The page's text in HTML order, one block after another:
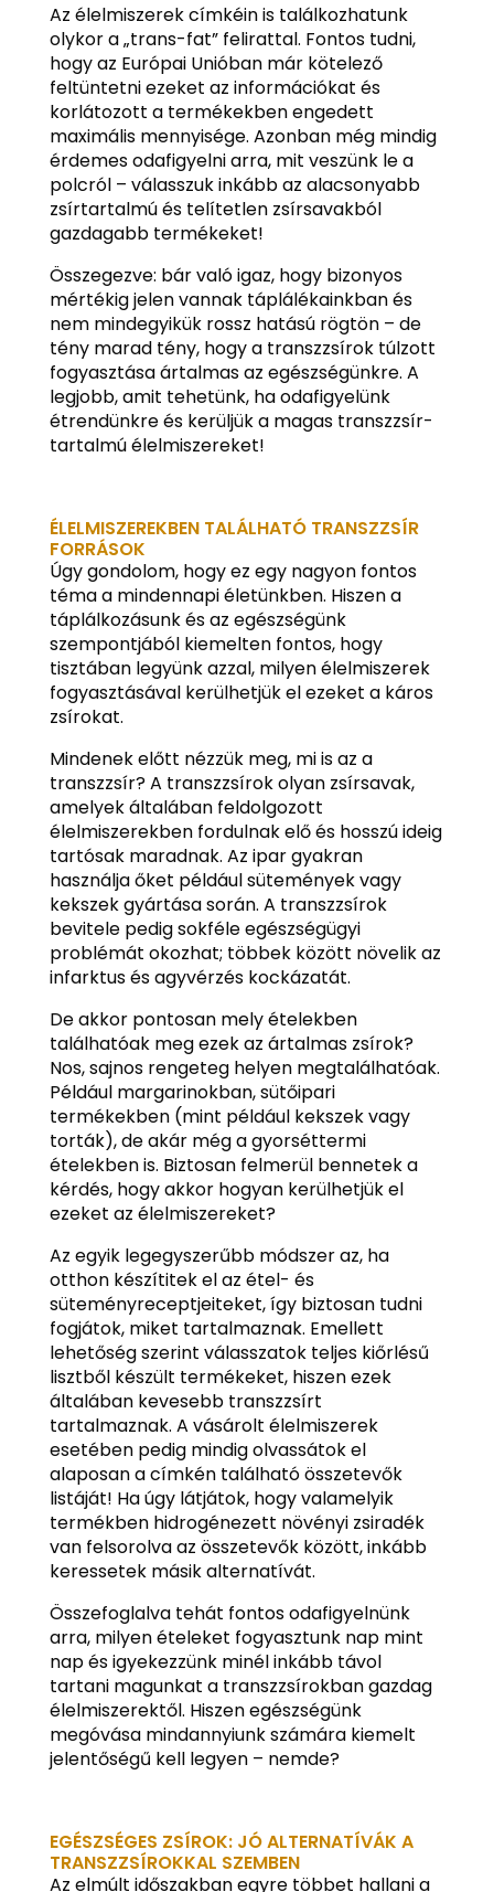
Az élelmiszerek címkéin is találkozhatunk
olykor a „trans-fat” felirattal. Fontos tudni,
hogy az Európai Unióban már kötelező
feltüntetni ezeket az információkat és
korlátozott a termékekben engedett
maximális mennyisége. Azonban még mindig
érdemes odafigyelni arra, mit veszünk le a
polcról – válasszuk inkább az alacsonyabb
zsírtartalmú és telítetlen zsírsavakból
gazdagabb termékeket!
Összegezve: bár való igaz, hogy bizonyos
mértékig jelen vannak táplálékainkban és
nem mindegyikük rossz hatású rögtön – de
tény marad tény, hogy a transzzsírok túlzott
fogyasztása ártalmas az egészségünkre. A
legjobb, amit tehetünk, ha odafigyelünk
étrendünkre és kerüljük a magas transzzsír-
tartalmú élelmiszereket!
ÉLELMISZEREKBEN TALÁLHATÓ TRANSZZSÍR
FORRÁSOK
Úgy gondolom, hogy ez egy nagyon fontos
téma a mindennapi életünkben. Hiszen a
táplálkozásunk és az egészségünk
szempontjából kiemelten fontos, hogy
tisztában legyünk azzal, milyen élelmiszerek
fogyasztásával kerülhetjük el ezeket a káros
zsírokat.
Mindenek előtt nézzük meg, mi is az a
transzzsír? A transzzsírok olyan zsírsavak,
amelyek általában feldolgozott
élelmiszerekben fordulnak elő és hosszú ideig
tartósak maradnak. Az ipar gyakran
használja őket például sütemények vagy
kekszek gyártása során. A transzzsírok
bevitele pedig sokféle egészségügyi
problémát okozhat; többek között növelik az
infarktus és agyvérzés kockázatát.
De akkor pontosan mely ételekben
találhatóak meg ezek az ártalmas zsírok?
Nos, sajnos rengeteg helyen megtalálhatóak.
Például margarinokban, sütőipari
termékekben (mint például kekszek vagy
torták), de akár még a gyorséttermi
ételekben is. Biztosan felmerül bennetek a
kérdés, hogy akkor hogyan kerülhetjük el
ezeket az élelmiszereket?
Az egyik legegyszerűbb módszer az, ha
otthon készítitek el az étel- és
süteményreceptjeiteket, így biztosan tudni
fogjátok, miket tartalmaznak. Emellett
lehetőség szerint válasszatok teljes kiőrlésű
lisztből készült termékeket, hiszen ezek
általában kevesebb transzzsírt
tartalmaznak. A vásárolt élelmiszerek
esetében pedig mindig olvassátok el
alaposan a címkén található összetevők
listáját! Ha úgy látjátok, hogy valamelyik
termékben hidrogénezett növényi zsiradék
van felsorolva az összetevők között, inkább
keressetek másik alternatívát.
Összefoglalva tehát fontos odafigyelnünk
arra, milyen ételeket fogyasztunk nap mint
nap és igyekezzünk minél inkább távol
tartani magunkat a transzzsírokban gazdag
élelmiszerektől. Hiszen egészségünk
megóvása mindannyiunk számára kiemelt
jelentőségű kell legyen – nemde?
EGÉSZSÉGES ZSÍROK: JÓ ALTERNATÍVÁK A
TRANSZZSÍROKKAL SZEMBEN
Az elmúlt időszakban egyre többet hallani a